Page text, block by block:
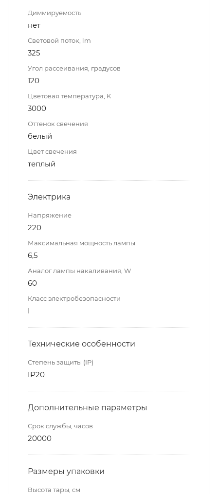
Диммируемость
нет
Световой поток, lm
325
Угол рассеивания, градусов
120
Цветовая температура, K
3000
Оттенок свечения
белый
Цвет свечения
теплый
Электрика
Напряжение
220
Максимальная мощность лампы
6,5
Аналог лампы накаливания, W
60
Класс электробезопасности
I
Технические особенности
Степень защиты (IP)
IP20
Дополнительные параметры
Срок службы, часов
20000
Размеры упаковки
Высота тары, см